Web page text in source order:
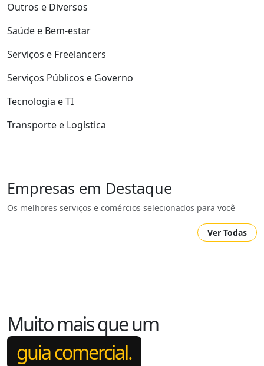
Outros e Diversos
Saúde e Bem-estar
Serviços e Freelancers
Serviços Públicos e Governo
Tecnologia e TI
Transporte e Logística
Empresas em Destaque
Os melhores serviços e comércios selecionados para você
Ver Todas
Muito mais que um
guia comercial.